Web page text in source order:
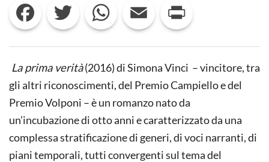
INGOVERNABILI
E
DEGLI
–
A
“LA
PRIMA
VERITÀ”
SIMONA
VINCI
Facebook Twitter WhatsApp Email
La prima verità(2016) di Simona Vinci – vincitore, tra
gli altri riconoscimenti, del Premio Campiello e del
Premio Volponi – è un romanzo nato da
un’incubazione di otto anni e caratterizzato da una
complessa stratificazione di generi, di voci narranti, di
piani temporali, tutti convergenti sul tema del